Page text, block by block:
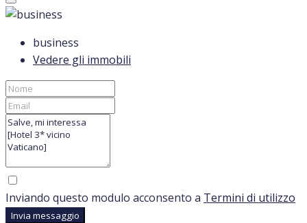
business
Vedere gli immobili
Inviando questo modulo acconsento a Termini di utilizzo
Invia messaggio